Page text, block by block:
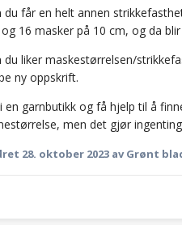
du får en helt annen
16 masker på 10 cm, og da
du liker maskestørrelsen/
ny oppskrift.
en garnbutikk og få hjelp til å
men det gjør
28. oktober 2023 av Grønt